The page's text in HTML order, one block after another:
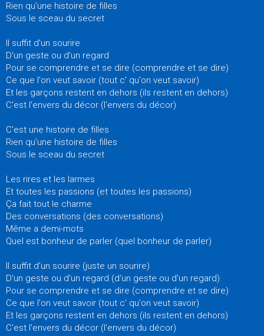
Rien qu'une histoire de filles
Sous le sceau du secret
Il suffit d'un sourire
D'un geste ou d'un regard
Pour se comprendre et se dire (comprendre et se dire)
Ce que l'on veut savoir (tout c' qu'on veut savoir)
Et les garçons restent en dehors (ils restent en dehors)
C'est l'envers du décor (l'envers du décor)
C'est une histoire de filles
Rien qu'une histoire de filles
Sous le sceau du secret
Les rires et les larmes
Et toutes les passions (et toutes les passions)
Ça fait tout le charme
Des conversations (des conversations)
Même a demi-mots
Quel est bonheur de parler (quel bonheur de parler)
Il suffit d'un sourire (juste un sourire)
D'un geste ou d'un regard (d'un geste ou d'un regard)
Pour se comprendre et se dire (comprendre et se dire)
Ce que l'on veut savoir (tout c' qu'on veut savoir)
Et les garçons restent en dehors (ils restent en dehors)
C'est l'envers du décor (l'envers du décor)